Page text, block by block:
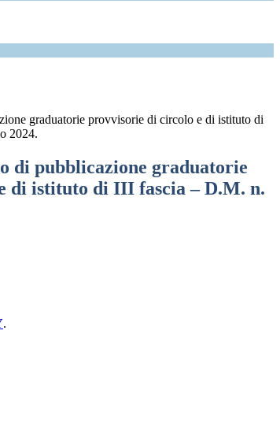
graduatorie provvisorie di circolo e di istituto di
2024.
di pubblicazione graduatorie
di istituto di III fascia – D.M. n.
.